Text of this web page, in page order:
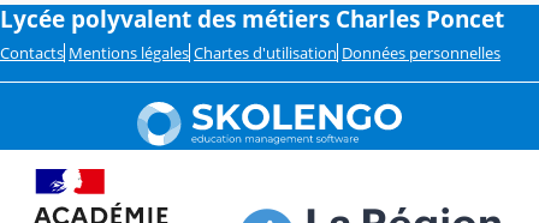
Lycée polyvalent des métiers Charles Poncet
Contacts Mentions légales Chartes d'utilisation Données personnelles